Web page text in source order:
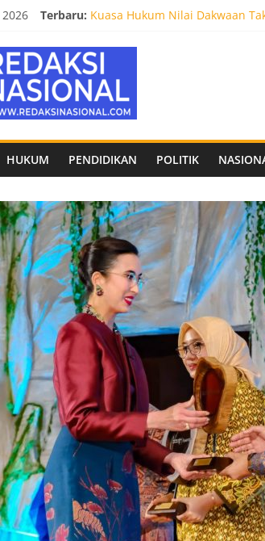
Terbaru: Kuasa Hukum Nilai Dakwaan
Kendal Tornado FC Siapkan
Empat Tim Fakultas Vokasi
Biro Hukum Setdaprov Jatim
HUKUM PENDIDIKAN POLITIK